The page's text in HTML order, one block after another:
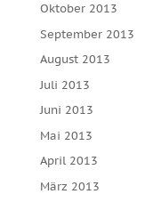
Oktober 2013
September 2013
August 2013
Juli 2013
Juni 2013
Mai 2013
April 2013
März 2013